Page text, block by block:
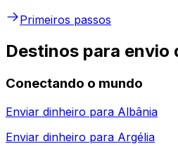
Primeiros passos
Destinos para envio
Conectando o mundo
Enviar dinheiro para Albânia
Enviar dinheiro para Argélia